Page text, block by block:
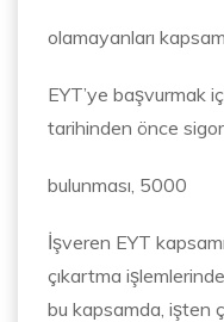
olamayanları
EYT’ye başvurmak
tarihinden önce
bulunması, 5000
İşveren EYT
çıkartma
bu kapsamda, işten